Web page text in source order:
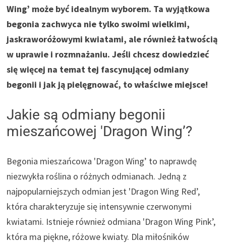
Wing’ może być idealnym wyborem. Ta wyjątkowa
begonia zachwyca nie tylko swoimi wielkimi,
jaskraworóżowymi kwiatami, ale również łatwością
w uprawie i rozmnażaniu. Jeśli chcesz dowiedzieć
się więcej na temat tej fascynującej odmiany
begonii i jak ją pielęgnować, to właściwe miejsce!
Jakie są odmiany begonii
mieszańcowej 'Dragon Wing’?
Begonia mieszańcowa 'Dragon Wing’ to naprawdę
niezwykła roślina o różnych odmianach. Jedną z
najpopularniejszych odmian jest 'Dragon Wing Red’,
która charakteryzuje się intensywnie czerwonymi
kwiatami. Istnieje również odmiana 'Dragon Wing Pink’,
która ma piękne, różowe kwiaty. Dla miłośników